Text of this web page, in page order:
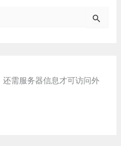
需服务器信息才可访问外